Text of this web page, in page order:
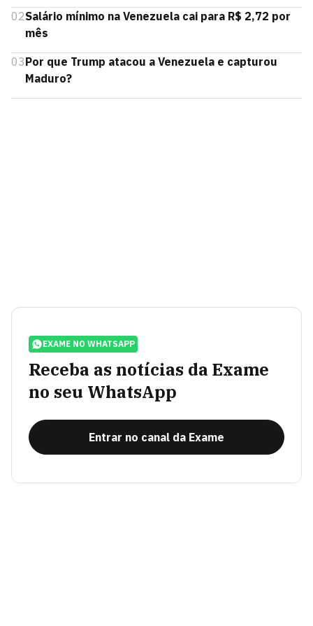
02Salário mínimo na Venezuela cai para R$ 2,72 por
mês
03Por que Trump atacou a Venezuela e capturou
Maduro?
EXAME NO WHATSAPP
Receba as notícias da Exame
no seu WhatsApp
Entrar no canal da Exame